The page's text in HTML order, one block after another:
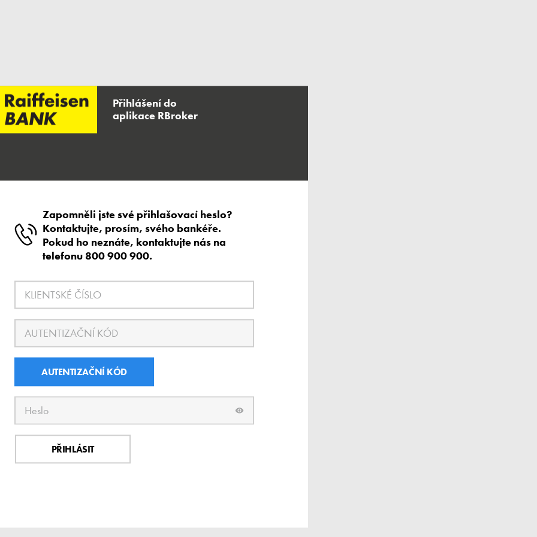
Přihlášení do
aplikace RBroker
Zapomněli jste své přihlašovací heslo?
Kontaktujte, prosím, svého bankéře.
Pokud ho neznáte, kontaktujte nás na
telefonu 800 900 900.
AUTENTIZAČNÍ KÓD
PŘIHLÁSIT